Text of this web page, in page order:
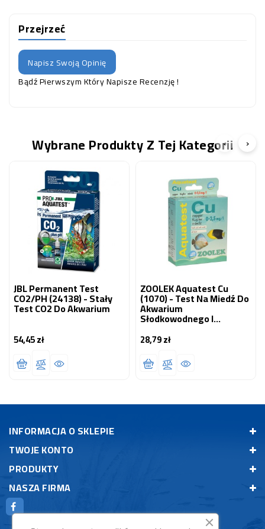
Przejrzeć
Napisz Swoją Opinię
Bądź Pierwszym Który Napisze Recenzję !
Wybrane Produkty Z Tej Kategorii
JBL Permanent Test
CO2/PH (24138) - Stały
Test CO2 Do Akwarium
54,45 złCena
ZOOLEK Aquatest Cu
(1070) - Test Na Miedź Do
Akwarium
Słodkowodnego I
Morskiego 1 Szt.
28,79 złCena
‹ ›
INFORMACJA O SKLEPIE
TWOJE KONTO
PRODUKTY
NASZA FIRMA